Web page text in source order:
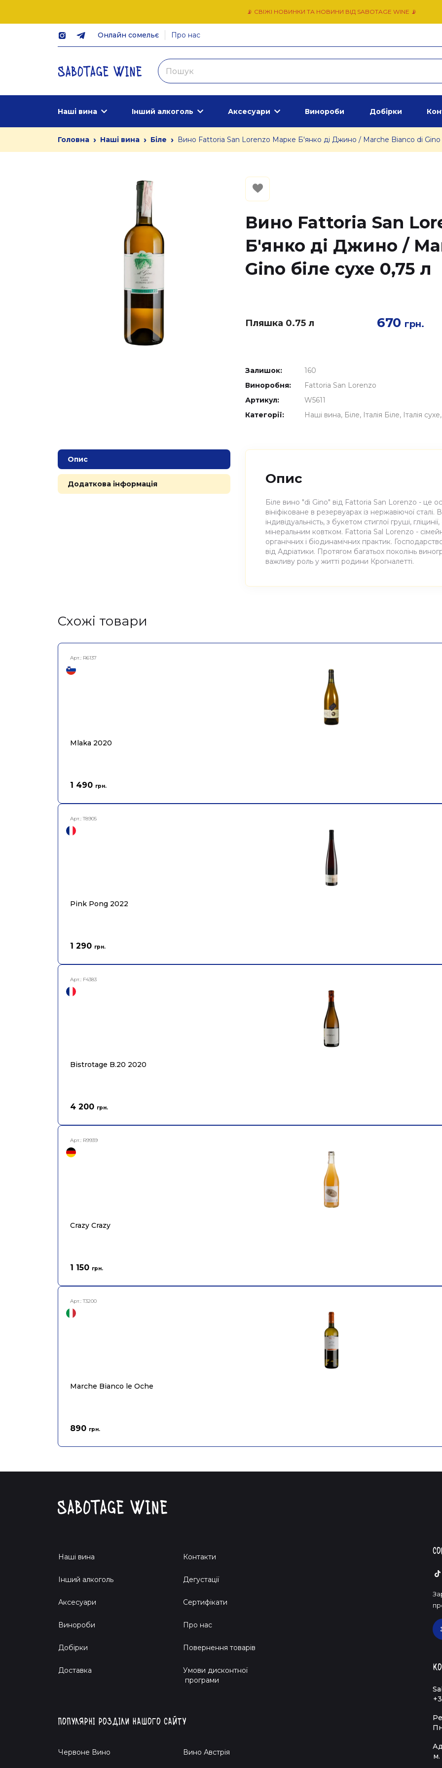
📡 СВІЖІ НОВИНКИ ТА НОВИНИ ВІД SABOTAGE WINE 📡
Онлайн сомельє Про нас
Наші вина Інший алкоголь Аксесуари Винороби Добірки
Головна › Наші вина › Біле › Вино Fattoria San Lorenzo Марке Б'янко ді Джино / Marche Bianco di Gino
Вино Fattoria San
Б'янко ді Джино /
Gino біле сухе 0,75 л
Пляшка 0.75 л 670 грн.
Залишок:
160
Виноробня:
Fattoria San Lorenzo
Артикул:
W5611
Категорії:
Наші вина Біле Італія Біле Італія сухе
Опис
Додаткова інформація Опис
Біле вино "di Gino" від Fattoria San Lorenzo - це
вініфіковане в резервуарах із нержавіючої
індивідуальність, з букетом стиглої груші,
мінеральним ковтком. Fattoria Sal Lorenzo -
органічних і біодинамічних практик.
від Адріатики. Протягом багатьох поколінь
важливу роль у житті родини Крогналетті.
Постачальник
Cхожі товари
Арт.: R6137
Mlaka 2020
1 490 грн.
Арт.:T8905
Pink Pong 2022
1 290 грн.
Арт.: F4383
Bistrotage B.20 2020
4 200 грн.
Арт.: R9939
Crazy Crazy
1 150 грн.
Арт.:T3200
Marche Bianco le Oche
890 грн.
Наші вина
Інший алкоголь
Аксесуари
Винороби
Добірки
Доставка
Контакти
Дегустації
Сертифікати
Про нас
Повернення товарів
Умови дисконтної
програми
Популярні розділи нашого сайту
Червоне Вино Вино Австрія
м.